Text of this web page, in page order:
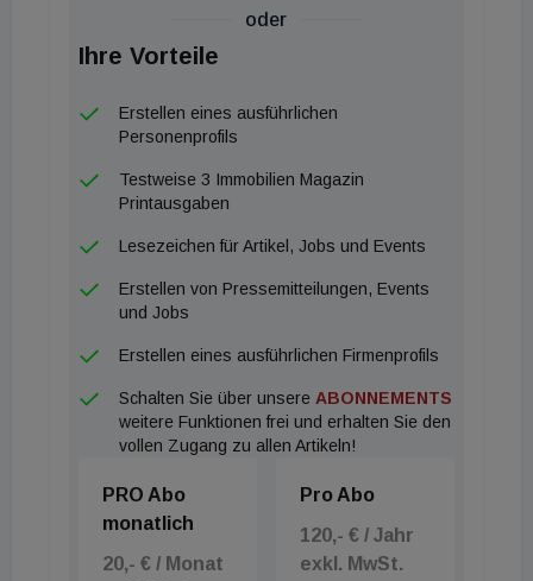
Die 13 nominierten Hotels in alphabetischer
Reihenfolge: Adina Hotel München (München,
Deutschland) B'mine Frankfurt Flughafen (Frankfurt
Flughafen, Deutschland) Estación Canfranc a Royal
Hideaway (Canfranc, Spanien) Hotel des Horlogers
(Le Brassus, Schweiz) Hotel Luc, Autograph
(Wien, Österreich) Palazzo Rainis Hotel & Spa
Italien) Revo München (München, Deutschland) The
Amauris Vienna (Wien, Österreich) the cōmodo
(Bad Gastein, Österreich) THE FLAMINGO
(Berlin, Deutschland) Bewerben konnten sich
Hotels, die zwischen Oktober 2021 und März
dieses Jahres in Europa fertiggestellt und eröffnet
oder
Ihre Vorteile
Erstellen eines ausführlichen
Personenprofils
Testweise 3 Immobilien Magazin
Printausgaben
Lesezeichen für Artikel, Jobs und Events
Erstellen von Pressemitteilungen, Events
und Jobs
Erstellen eines ausführlichen Firmenprofils
Schalten Sie über unsere ABONNEMENTS
weitere Funktionen frei und erhalten Sie den
vollen Zugang zu allen Artikeln!
PRO Abo
monatlich
20,- € / Monat
Pro Abo
120,- € / Jahr
exkl. MwSt.